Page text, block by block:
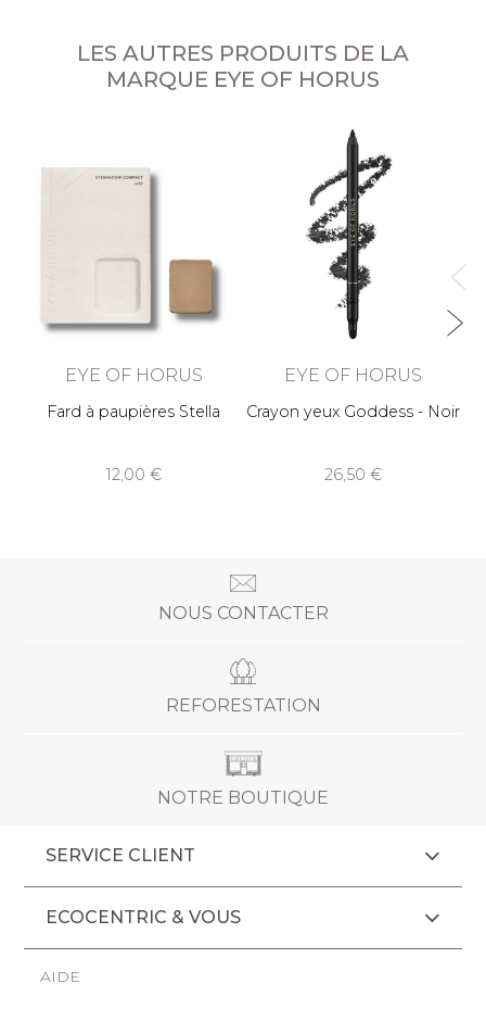
LES AUTRES PRODUITS DE LA
MARQUE EYE OF HORUS
EYE OF HORUS
Fard à paupières Stella
12,00
EYE OF HORUS
Crayon yeux Goddess - Noir
26,50
NOUS CONTACTER
REFORESTATION
NOTRE BOUTIQUE
SERVICE CLIENT
ECOCENTRIC & VOUS
AIDE